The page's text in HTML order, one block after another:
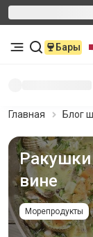
Бары
Главная Блог
вине
Морепродукты